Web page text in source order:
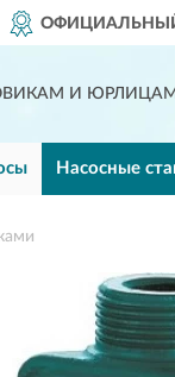
ДИЛЕРLEO В
И ЮРЛИЦАМ
Насосные